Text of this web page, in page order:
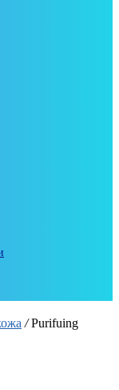
/Purifuing